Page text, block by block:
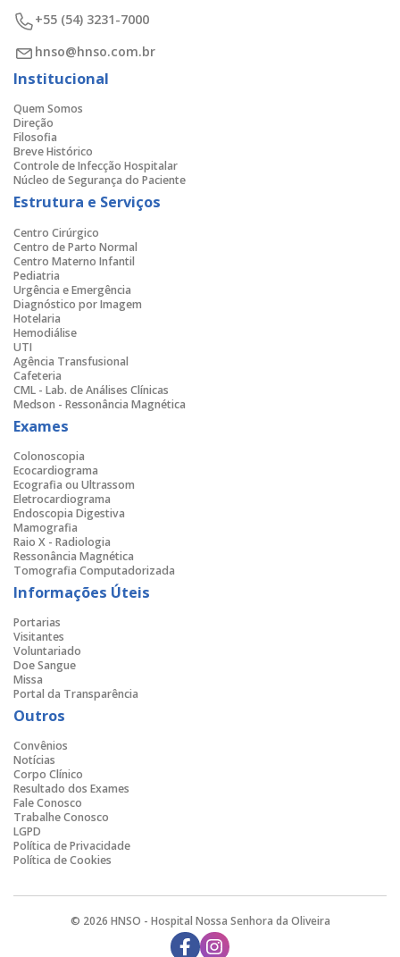
+55 (54) 3231-7000
hnso@hnso.com.br
Institucional
Quem Somos
Direção
Filosofia
Breve Histórico
Controle de Infecção Hospitalar
Núcleo de Segurança do Paciente
Estrutura e Serviços
Centro Cirúrgico
Centro de Parto Normal
Centro Materno Infantil
Pediatria
Urgência e Emergência
Diagnóstico por Imagem
Hotelaria
Hemodiálise
UTI
Agência Transfusional
Cafeteria
CML - Lab. de Análises Clínicas
Medson - Ressonância Magnética
Exames
Colonoscopia
Ecocardiograma
Ecografia ou Ultrassom
Eletrocardiograma
Endoscopia Digestiva
Mamografia
Raio X - Radiologia
Ressonância Magnética
Tomografia Computadorizada
Informações Úteis
Portarias
Visitantes
Voluntariado
Doe Sangue
Missa
Portal da Transparência
Outros
Convênios
Notícias
Corpo Clínico
Resultado dos Exames
Fale Conosco
Trabalhe Conosco
LGPD
Política de Privacidade
Política de Cookies
© 2026 HNSO - Hospital Nossa Senhora da Oliveira